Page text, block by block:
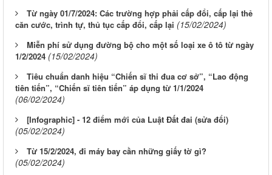
Từ ngày 01/7/2024: Các trường hợp phải cấp đổi, cấp lại thẻ
căn cước, trình tự, thủ tục cấp đổi, cấp lại (15/02/2024)
Miễn phí sử dụng đường bộ cho một số loại xe ô tô từ ngày
1/2/2024 (15/02/2024)
Tiêu chuẩn danh hiệu “Chiến sĩ thi đua cơ sở”, “Lao động
tiên tiến”, “Chiến sĩ tiên tiến” áp dụng từ 1/1/2024
(06/02/2024)
[Infographic] - 12 điểm mới của Luật Đất đai (sửa đổi)
(05/02/2024)
Từ 15/2/2024, đi máy bay cần những giấy tờ gì?
(05/02/2024)